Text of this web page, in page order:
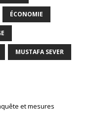
ÉCONOMIE
MUSTAFA SEVER
et mesures